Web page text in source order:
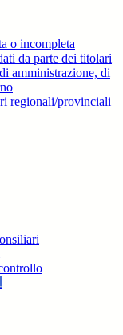
o incompleta
da parte dei titolari
amministrazione, di
regionali/provinciali